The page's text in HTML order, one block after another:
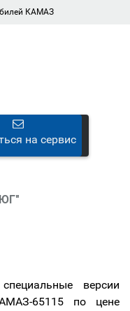
КАМАЗ
на сервис
версии
65115 по цене